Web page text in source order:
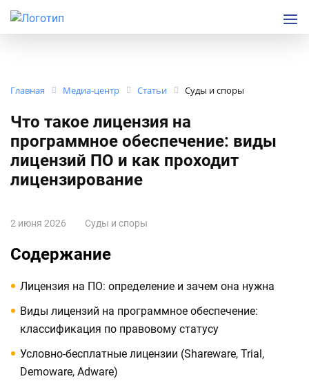
Главная Медиа-центр Статьи Суды и споры
Что такое лицензия на
программное обеспечение: виды
лицензий ПО и как проходит
лицензирование
2 июня 2026 Суды и споры
Содержание
Лицензия на ПО: определение и зачем она нужна
Виды лицензий на программное обеспечение:
классификация по правовому статусу
Условно-бесплатные лицензии (Shareware, Trial,
Demoware, Adware)